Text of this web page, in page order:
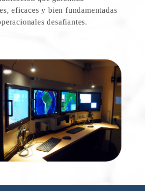
eficaces y bien fundamentadas
desafiantes.